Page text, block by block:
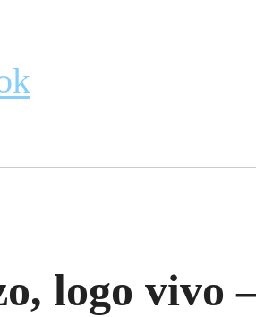
logo vivo